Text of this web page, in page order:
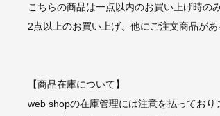
こちらの商品は一点以内のお買い上げ時の
2点以上のお買い上げ、他にご注文商品が
【商品在庫について】
web shopの在庫管理には注意を払ってお